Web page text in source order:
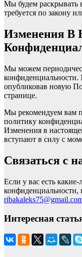
Мы будем раскрывать
требуется по закону
Изменения В
Мы можем
опубликовав новую
странице.
Мы рекомендуем вам
политику
Изменения в
вступают в силу с
Связаться с
Если у вас есть
конфиденциальности,
Интересная